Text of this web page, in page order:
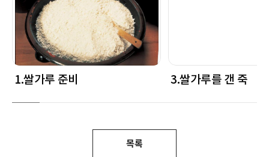
1.쌀가루 준비 3.쌀가루를 갠 죽
목록